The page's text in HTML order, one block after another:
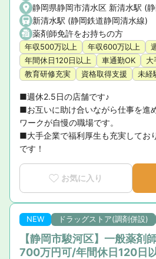
静岡県静岡市清水区 新清水駅 (
新清水駅 (静岡鉄道静岡清水線)
薬剤師免許をお持ちの方
年収500万以上 年収600万以上
年間休日120日以上
車通勤OK
大
教育研修充実
資格取得支援 未経
■週休2.5日の店舗です♪
■お互いに助け合いながら仕事を進
ワークが自慢の職場です。
■大手企業で福利厚生も充実してお
です！
お気に入り
NEW ドラッグストア(調剤併設)
【静岡市駿河区】一般薬剤
700万円可/年間休日120日